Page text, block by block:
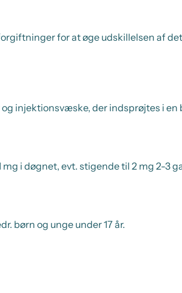
for at øge udskillelsen af
injektionsvæske, der indsprøjtes i en
i døgnet, evt. stigende til 2 mg 2-3
børn og unge under 17 år.